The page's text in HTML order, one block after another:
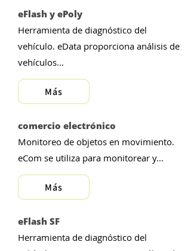
eFlash y ePoly
Herramienta de diagnóstico del
vehículo. eData proporciona análisis de
vehículos...
Más
comercio electrónico
Monitoreo de objetos en movimiento.
eCom se utiliza para monitorear y...
Más
​eFlash SF
Herramienta de diagnóstico del